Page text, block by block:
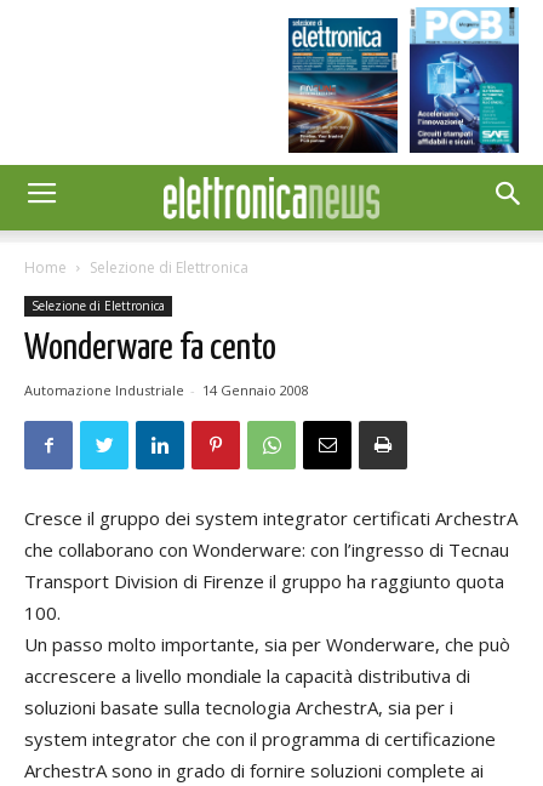
Home Selezione di Elettronica
Selezione di Elettronica
Wonderware fa cento
Automazione Industriale - 14 Gennaio 2008
Cresce il gruppo dei system integrator certificati ArchestrA
che collaborano con Wonderware: con l’ingresso di Tecnau
Transport Division di Firenze il gruppo ha raggiunto quota
100.
Un passo molto importante, sia per Wonderware, che può
accrescere a livello mondiale la capacità distributiva di
soluzioni basate sulla tecnologia ArchestrA, sia per i
system integrator che con il programma di certificazione
ArchestrA sono in grado di fornire soluzioni complete ai